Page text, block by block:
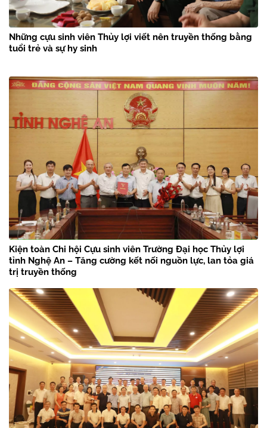
Những cựu sinh viên Thủy lợi viết nên truyền thống bằng
tuổi trẻ và sự hy sinh
Kiện toàn Chi hội Cựu sinh viên Trường Đại học Thủy lợi
tỉnh Nghệ An – Tăng cường kết nối nguồn lực, lan tỏa giá
trị truyền thống